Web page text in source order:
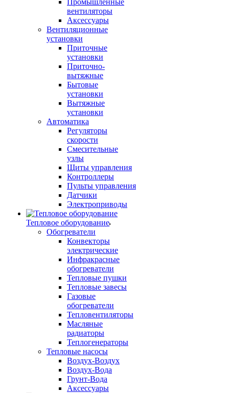
Промышленные
вентиляторы
Аксессуары
Вентиляционные
установки
Приточные
установки
Приточно-
вытяжные
Бытовые
установки
Вытяжные
установки
Автоматика
Регуляторы
скорости
Смесительные
узлы
Щиты управления
Контроллеры
Пульты управления
Датчики
Электроприводы
Тепловое оборудование
Обогреватели
Конвекторы
электрические
Инфракрасные
обогреватели
Тепловые пушки
Тепловые завесы
Газовые
обогреватели
Тепловентиляторы
Масляные
радиаторы
Теплогенераторы
Тепловые насосы
Воздух-Воздух
Воздух-Вода
Грунт-Вода
Аксессуары